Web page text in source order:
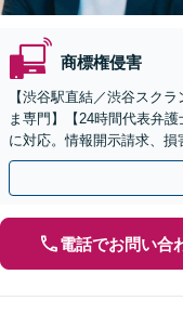
商標権侵害
【渋谷駅直結／渋谷スク
ま専門】【24時間代表弁
に対応。情報開示請求、
ったノウハウを活かし、
電話でお問い合